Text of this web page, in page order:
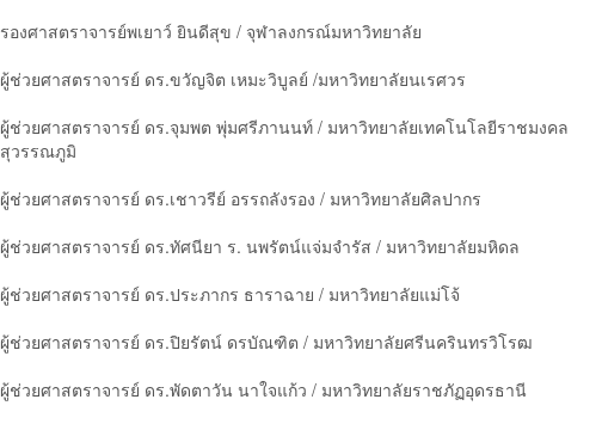
รองศาสตราจารย์พเยาว์ ยินดีสุข / จุฬาลงกรณ์มหาวิทยาลัย
ผู้ช่วยศาสตราจารย์ ดร.ขวัญจิต เหมะวิบูลย์ /มหาวิทยาลัยนเรศวร
ผู้ช่วยศาสตราจารย์ ดร.จุมพต พุ่มศรีภานนท์ / มหาวิทยาลัยเทคโนโลยีราชมงคล
สุวรรณภูมิ
ผู้ช่วยศาสตราจารย์ ดร.เชาวรีย์ อรรถลังรอง / มหาวิทยาลัยศิลปากร
ผู้ช่วยศาสตราจารย์ ดร.ทัศนียา ร. นพรัตน์แจ่มจำรัส / มหาวิทยาลัยมหิดล
ผู้ช่วยศาสตราจารย์ ดร.ประภากร ธาราฉาย / มหาวิทยาลัยแม่โจ้
ผู้ช่วยศาสตราจารย์ ดร.ปิยรัตน์ ดรบัณฑิต / มหาวิทยาลัยศรีนครินทรวิโรฒ
ผู้ช่วยศาสตราจารย์ ดร.พัดตาวัน นาใจแก้ว / มหาวิทยาลัยราชภัฏอุดรธานี